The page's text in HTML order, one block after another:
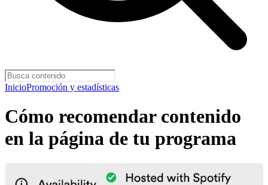
InicioPromoción y estadísticas
Cómo recomendar contenido
en la página de tu programa